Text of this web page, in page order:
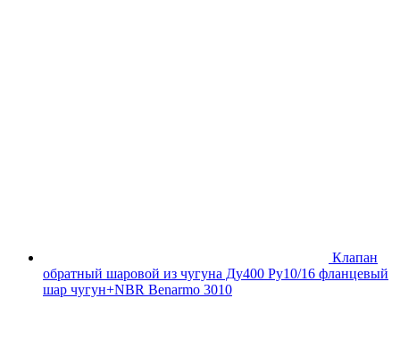
Клапан
обратный шаровой из чугуна Ду400 Ру10/16 фланцевый
шар чугун+NBR Benarmo 3010